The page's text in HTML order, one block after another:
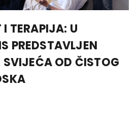
TERAPIJA: U
PREDSTAVLJEN
SVIJEĆA OD ČISTOG